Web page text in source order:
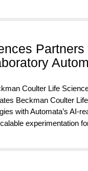
Partners
Coulter Life
Beckman Coulter
with Automata’s AI-
experimentation